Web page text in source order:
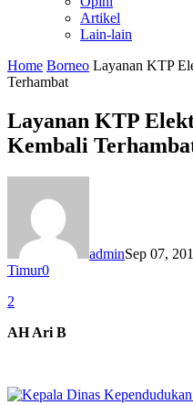
Artikel
Lain-lain
Home Borneo Layanan KTP
Terhambat
Layanan KTP
Kembali
adminSep 07,
Timur0
2
AH Ari B